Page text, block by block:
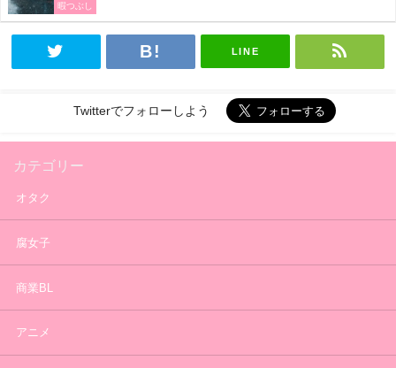
暇つぶし
LINE
Twitterでフォローしよう
カテゴリー
オタク
腐女子
商業BL
アニメ